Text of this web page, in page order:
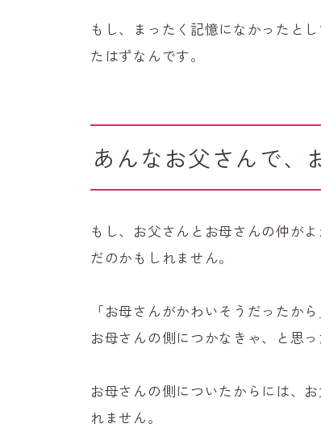
もし、まったく記憶になかったと
たはずなんです。
あんなお父さんで、
もし、お父さんとお母さんの仲が
だのかもしれません。
「お母さんがかわいそうだったから
お母さんの側につかなきゃ、と思っ
お母さんの側についたからには、
れません。